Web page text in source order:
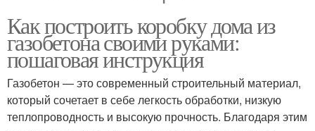
Как построить коробку дома из
газобетона своими руками:
пошаговая инструкция
Газобетон — это современный строительный материал,
который сочетает в себе легкость обработки, низкую
теплопроводность и высокую прочность. Благодаря этим